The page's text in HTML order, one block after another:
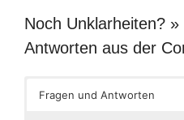
Noch Unklarheiten? »
Antworten aus der
Fragen und Antworten